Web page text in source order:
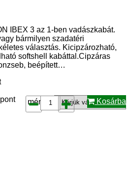
IBEX 3 az 1-ben vadászkabát.
bármilyen szadatéri
választás. Kicipzározható,
softshell kabáttal.Cipzáras
beépített…
pont méret*: Kosárba